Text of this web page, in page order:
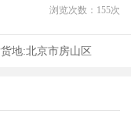
浏览次数： 155次
地:北京市房山区